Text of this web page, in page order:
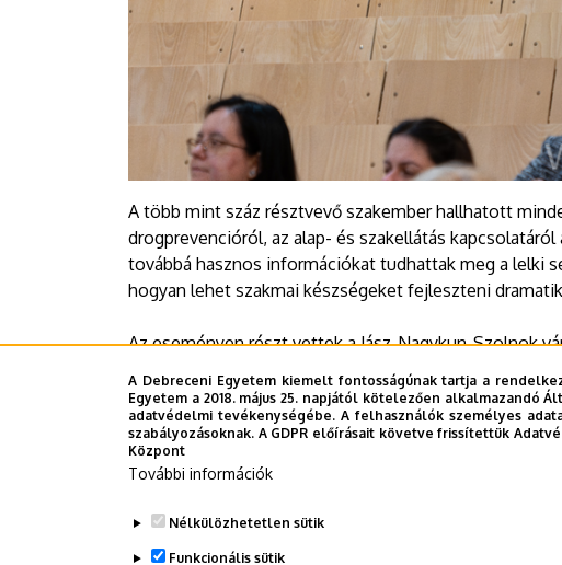
A több mint száz résztvevő szakember hallhatott
drogprevencióról, az alap- és szakellátás
továbbá hasznos információkat tudhattak meg a lelki
hogyan lehet szakmai készségeket fejleszteni
Az eseményen részt vettek a Jász-Nagykun-Szolnok
vezetői, munkatársai, az egészségügyi, szociális és
pedagógusai és tanulói, valamint Szolnok város
DE Sajtóközpont - BZ
A Debreceni Egyetem kiemelt fontosságúnak tartja a
Egyetem a 2018. május 25. napjától kötelezően
adatvédelmi tevékenységébe. A felhasználók személyes
szabályozásoknak. A GDPR előírásait követve frissítettük
Központ
További információk
Nélkülözhetetlen sütik
Funkcionális sütik